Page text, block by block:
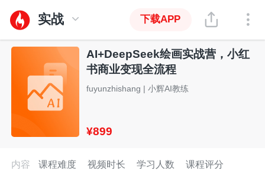
实战 下载APP
AI+DeepSeek绘画实战营，小红
书商业变现全流程
fuyunzhishang | 小辉AI教练
¥899
内容
课程难度
视频时长
学习人数
课程评分